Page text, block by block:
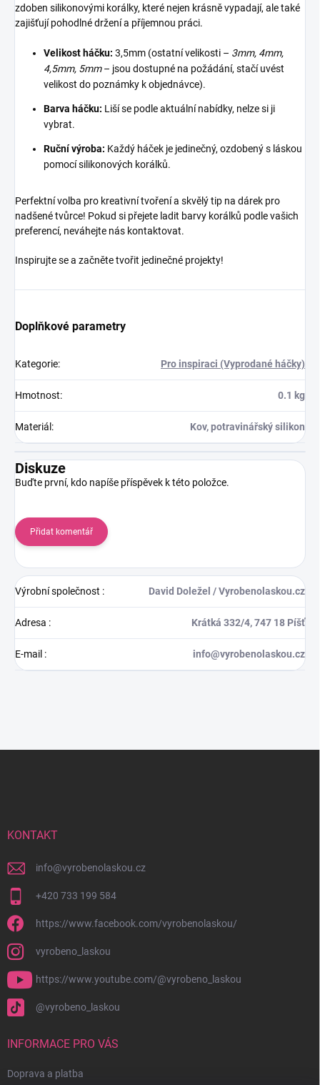
zdoben silikonovými korálky, které nejen krásně vypadají, ale také
zajišťují pohodlné držení a příjemnou práci.
Velikost háčku: 3,5mm (ostatní velikosti – 3mm, 4mm,
4,5mm, 5mm– jsou dostupné na požádání, stačí uvést
velikost do poznámky k objednávce).
Barva háčku: Liší se podle aktuální nabídky, nelze si ji
vybrat.
Ruční výroba: Každý háček je jedinečný, ozdobený s láskou
pomocí silikonových korálků.
Perfektní volba pro kreativní tvoření a skvělý tip na dárek pro
nadšené tvůrce! Pokud si přejete ladit barvy korálků podle vašich
preferencí, neváhejte nás kontaktovat.
Inspirujte se a začněte tvořit jedinečné projekty!
Doplňkové parametry
Kategorie: Pro inspiraci (Vyprodané háčky)
Hmotnost: 0.1 kg
Materiál : Kov, potravinářský silikon
Diskuze
Buďte první, kdo napíše příspěvek k této položce.
Přidat komentář
Výrobní společnost : David Doležel / Vyrobenolaskou.cz
Adresa : Krátká 332/4, 747 18 Píšť
E-mail : info@vyrobenolaskou.cz
KONTAKT
info@vyrobenolaskou.cz
+420 733 199 584
https://www.facebook.com/vyrobenolaskou/
vyrobeno_laskou
https://www.youtube.com/@vyrobeno_laskou
@vyrobeno_laskou
INFORMACE PRO VÁS
Doprava a platba